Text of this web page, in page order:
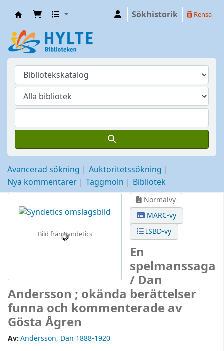
Sökhistorik Rensa
Avancerad sökning
Auktoritetssökning
Nya kommentarer
Taggmoln Bibliotek
Bild från Syndetics
Normalvy
MARC-vy
ISBD-vy
En
spelmanssaga
/ Dan
Andersson ; okända berättelser
funna och kommenterade av
Gösta Ågren
Av:Andersson, Dan 1888-1920